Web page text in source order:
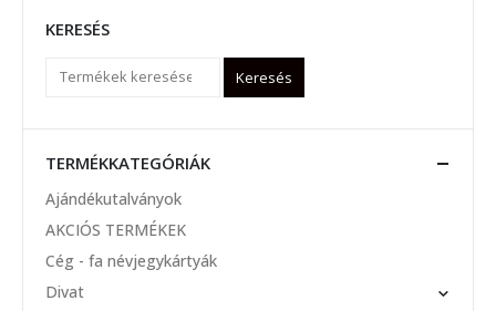
KERESÉS
Keresés
TERMÉKKATEGÓRIÁK
Ajándékutalványok
AKCIÓS TERMÉKEK
Cég - fa névjegykártyák
Divat